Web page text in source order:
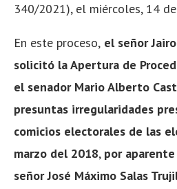
340/2021), el miércoles, 14
En este proceso, el señor
solicitó la Apertura de
el senador Mario Alberto
presuntas irregularidades
comicios electorales de las
marzo del 2018, por
señor José Máximo Salas